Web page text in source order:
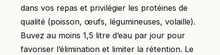
dans vos repas et privilégier les protéines de
qualité (poisson, œufs, légumineuses, volaille).
Buvez au moins 1,5 litre d’eau par jour pour
favoriser l’élimination et limiter la rétention. Le